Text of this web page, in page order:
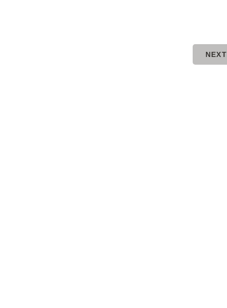
NEXT